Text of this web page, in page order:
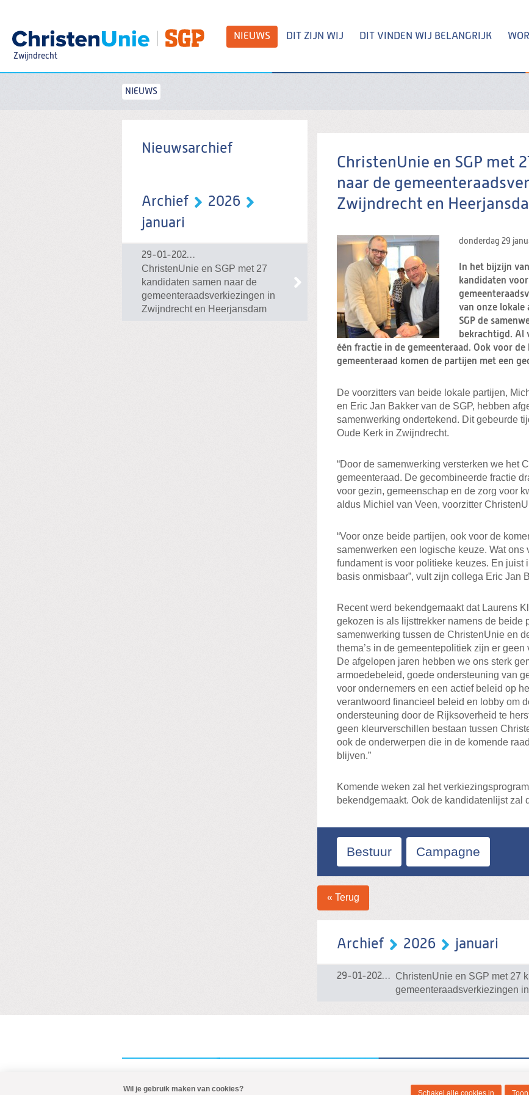
Spring
naar
inhoud
Zwijndrecht
NIEUWS DIT ZIJN WIJ DIT VINDEN WIJ BELANGRIJK
Zoeken:
NIEUWS
ChristenUnie en SGP met
naar de
Zwijndrecht en
donderdag 29
In het bijzijn
kandidaten
van onze lokale
SGP de
bekrachtigd. Al
één fractie in de gemeenteraad. Ook voor
gemeenteraad komen de partijen met een
De voorzitters van beide lokale partijen,
en Eric Jan Bakker van de SGP, hebben
samenwerking ondertekend. Dit gebeurde
Oude Kerk in Zwijndrecht.
“Door de samenwerking versterken we het
gemeenteraad. De gecombineerde fractie
voor gezin, gemeenschap en de zorg voor
aldus Michiel van Veen, voorzitter
“Voor onze beide partijen, ook voor de
samenwerken een logische keuze. Wat ons
fundament is voor politieke keuzes. En
basis onmisbaar”, vult zijn collega Eric Jan
Recent werd bekendgemaakt dat Laurens
gekozen is als lijsttrekker namens de beide
samenwerking tussen de ChristenUnie en
thema’s in de gemeentepolitiek zijn er
De afgelopen jaren hebben we ons sterk
armoedebeleid, goede ondersteuning van
voor ondernemers en een actief beleid op
verantwoord financieel beleid en lobby om
ondersteuning door de Rijksoverheid te
geen kleurverschillen bestaan tussen
ook de onderwerpen die in de komende
blijven.”
Komende weken zal het
bekendgemaakt. Ook de kandidatenlijst zal
Bestuur Campagne
« Terug
Archief 2026 januari
29-01-202629-01-2026 00:36
ChristenUnie en SGP met 27
gemeenteraadsverkiezingen
Nieuwsarchief
Archief
2026
januari
29-01-202629-01-2026 00:36
ChristenUnie en SGP met 27
kandidaten samen naar de
gemeenteraadsverkiezingen in
Zwijndrecht en Heerjansdam
Visit
Wil je gebruik maken van cookies? Schakel alle cookies in